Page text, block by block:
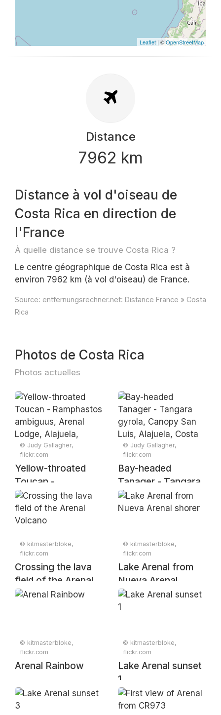
Leaflet | ©OpenStreetMap
Distance
7962 km
Distance à vol d'oiseau de
Costa Rica en direction de
l'France
À quelle distance se trouve Costa Rica ?
Le centre géographique de Costa Rica est à
environ 7962 km (à vol d'oiseau) de France.
Source: entfernungsrechner.net: Distance France » Costa
Rica
Photos de Costa Rica
Photos actuelles
© Judy Gallagher,
flickr.com
Yellow-throated
Toucan -
Ramphastos
ambiguus, Arenal
Lodge, Alajuela,
2025
© Judy Gallagher,
flickr.com
Bay-headed
Tanager - Tangara
gyrola, Canopy San
Luis, Alajuela,
© kitmasterbloke,
flickr.com
Crossing the lava
field of the Arenal
Volcano
© kitmasterbloke,
flickr.com
Lake Arenal from
Nueva Arenal
shorer
© kitmasterbloke,
flickr.com
Arenal Rainbow
© kitmasterbloke,
flickr.com
Lake Arenal sunset
1